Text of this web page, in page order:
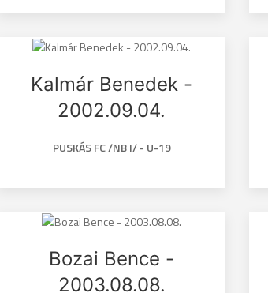
Kalmár Benedek -
2002.09.04.
PUSKÁS FC /NB I/ - U-19
Bozai Bence -
2003.08.08.